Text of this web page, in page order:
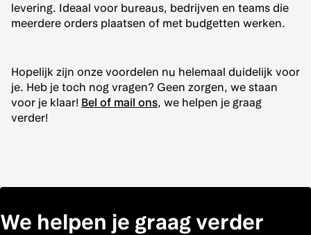
levering. Ideaal voor bureaus, bedrijven en teams die
meerdere orders plaatsen of met budgetten werken.
Hopelijk zijn onze voordelen nu helemaal duidelijk voor
je. Heb je toch nog vragen? Geen zorgen, we staan
voor je klaar! Bel of mail ons, we helpen je graag
verder!
We helpen je graag verder